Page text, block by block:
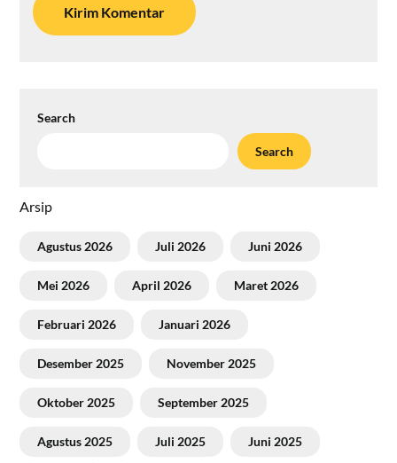
Search
Search
Arsip
Agustus 2026 Juli 2026 Juni 2026
Mei 2026 April 2026 Maret 2026
Februari 2026 Januari 2026
Desember 2025 November 2025
Oktober 2025 September 2025
Agustus 2025 Juli 2025 Juni 2025